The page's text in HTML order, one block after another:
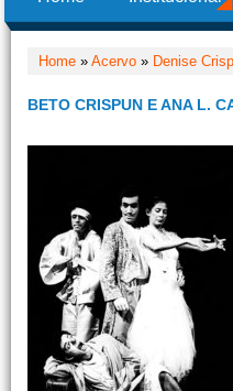
Home » Acervo » Denise
BETO CRISPUN E ANA L.